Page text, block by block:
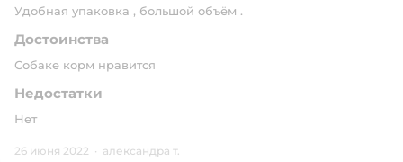
Удобная упаковка , большой объём .
Достоинства
Собаке корм нравится
Недостатки
Нет
26 июня 2022 · александра т.